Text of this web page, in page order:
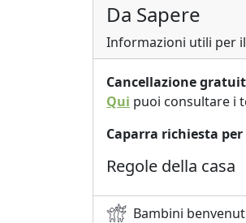
Da Sapere
Informazioni utili per
Cancellazione
Qui puoi consultare i
Caparra richiesta
Regole della casa
Bambini